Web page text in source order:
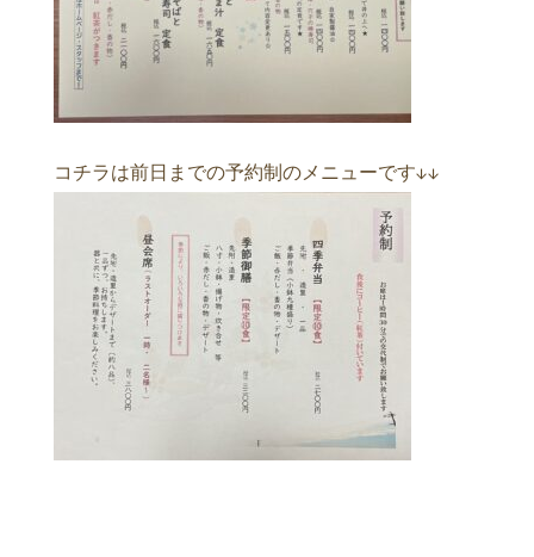
コチラは前日までの予約制のメニューです↓↓